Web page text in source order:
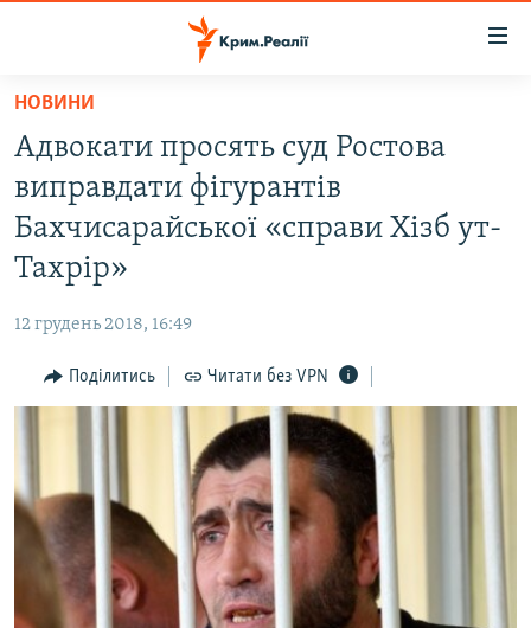
Перейти
основного
матеріалу
Перейти
до
основної
Перейти
пошуку
ВОДА.КРИМ
ВІДЕО ТА ФОТО
ПОЛІТИКА
ПОГЛЯД
ІНТЕРВ'Ю
ДЕПОРТАЦІЯ
ВІДЕОУРОКИ «ELIFBE»
СВІДЧЕННЯ ОКУПАЦІЇ
ЯК ОБІЙТИ БЛОКУВАННЯ
Русский
Qırımtatar
НОВИНИ
Адвокати просять суд Ростова
виправдати фігурантів
Бахчисарайської «справи Хізб ут-
Тахрір»
12 грудень 2018, 16:49
Поділитись Читати без VPN